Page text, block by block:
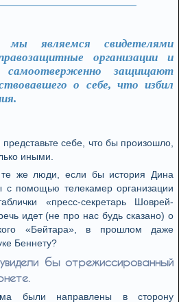
являемся свидетелями
организации и
защищают
о себе, что избил
себе, что бы произошло,
иными.
те же люди, если бы история Дина
с помощью телекамер организации
«пресс-секретарь Шоврей-
идет (не про нас будь сказано) о
«Бейтара», в прошлом даже
Беннету?
бы отрежиссированный
были направлены в сторону